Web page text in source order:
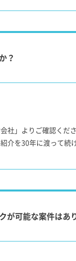
？
社」よりご確認くださ
介を30年に渡って続
が可能な案件はあ